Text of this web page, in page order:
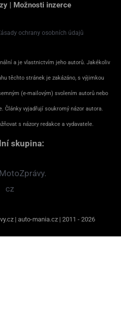
Možnosti inzerce
ochrany osobních údajů
a je vlastnictvím jeho autorů. Jakékoliv
těchto stránek je zakázáno, s výjimkou
(e-mailovým) svolením autorů nebo
Články vyjadřují soukromý názor autora.
s názory redakce a vydavatele.
skupina:
| auto-mania.cz | 2011 - 2026